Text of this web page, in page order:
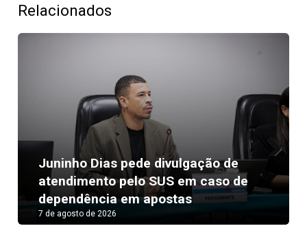
Relacionados
Juninho Dias pede divulgação de
atendimento pelo SUS em caso de
dependência em apostas
7 de agosto de 2026
Next